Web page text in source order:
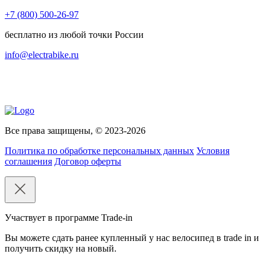
+7 (800) 500-26-97
бесплатно из любой точки России
info@electrabike.ru
Все права защищены, © 2023-2026
Политика по обработке персональных данных Условия
соглашения Договор оферты
Участвует в программе Trade-in
Вы можете сдать ранее купленный у нас велосипед в trade in и
получить скидку на новый.